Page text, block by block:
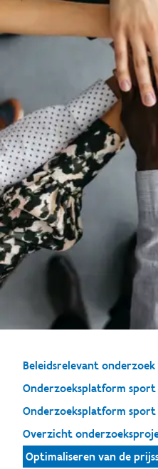
Beleidsrelevant
Onderzoeksplatform sport
Onderzoeksplatform sport
Overzicht
Optimaliseren van de